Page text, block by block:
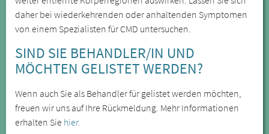
daher bei wiederkehrenden oder anhaltenden Symptomen
von einem Spezialisten für CMD untersuchen.
SIND SIE BEHANDLER/IN UND
MÖCHTEN GELISTET WERDEN?
Wenn auch Sie als Behandler für gelistet werden möchten,
freuen wir uns auf Ihre Rückmeldung. Mehr Informationen
erhalten Sie hier.